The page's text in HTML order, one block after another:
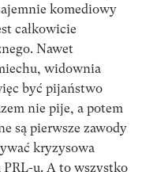
komediowy
całkowicie
Nawet
widownia
być pijaństwo
nie pije, a potem
są pierwsze zawody
kryzysowa
PRL-u. A to wszystko